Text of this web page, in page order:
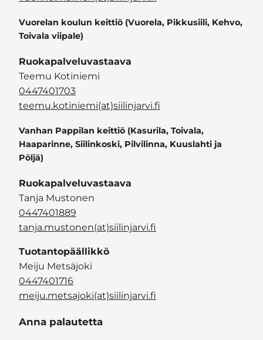
Vuorelan koulun keittiö (Vuorela, Pikkusiili, Kehvo,
Toivala viipale)
Ruokapalveluvastaava
Teemu Kotiniemi
0447401703
teemu.kotiniemi(at)siilinjarvi.fi
Vanhan Pappilan keittiö (Kasurila, Toivala,
Haaparinne, Siilinkoski, Pilvilinna, Kuuslahti ja
Pöljä)
Ruokapalveluvastaava
Tanja Mustonen
0447401889
tanja.mustonen(at)siilinjarvi.fi
Tuotantopäällikkö
Meiju Metsäjoki
0447401716
meiju.metsajoki(at)siilinjarvi.fi
Anna palautetta